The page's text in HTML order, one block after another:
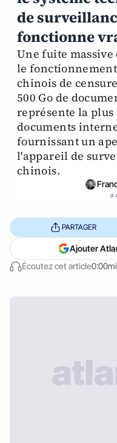
de
fonctionne
Une fuite massive
le
chinois de
500 Go de
représente la
documents
fournissant un
l'appareil de
chinois.
9
Écoutez cet article
PARTAGER
Ajouter